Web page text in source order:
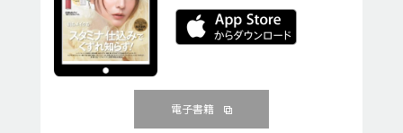
電子書籍